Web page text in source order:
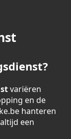
variëren
en de
hanteren
een